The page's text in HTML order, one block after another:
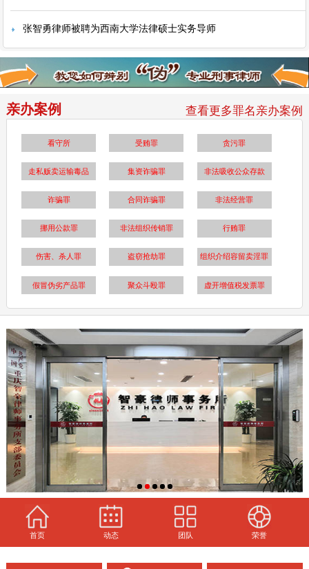
张智勇律师被聘为西南大学法律硕士实务导师
亲办案例 查看更多罪名亲办案例
看守所 受贿罪 贪污罪
走私贩卖运输毒品 集资诈骗罪 非法吸收公众存款
诈骗罪 合同诈骗罪 非法经营罪
挪用公款罪 非法组织传销罪 行贿罪
伤害、杀人罪 盗窃抢劫罪 组织介绍容留卖淫罪
假冒伪劣产品罪 聚众斗殴罪 虚开增值税发票罪
首页 动态 团队 荣誉